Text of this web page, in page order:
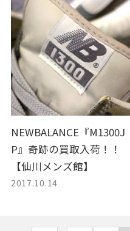
NEWBALANCE『M1300J
P』奇跡の買取入荷！！
【仙川メンズ館】
2017.10.14